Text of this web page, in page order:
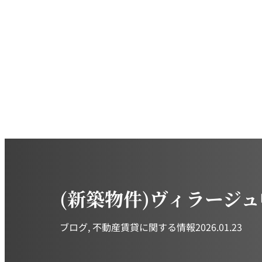
(新築物件)ヴィラージ
ブログ, 不動産賃貸に関する情報2026.01.23